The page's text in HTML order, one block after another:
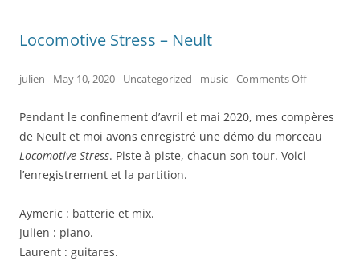
Locomotive Stress – Neult
julien - May 10, 2020- Uncategorized - music-Comments Offon
Stress
–
Pendant le confinement d’avril et mai 2020, mes compères
de Neult et moi avons enregistré une démo du morceau
Locomotive Stress. Piste à piste, chacun son tour. Voici
l’enregistrement et la partition.
Aymeric : batterie et mix.
Julien : piano.
Laurent : guitares.